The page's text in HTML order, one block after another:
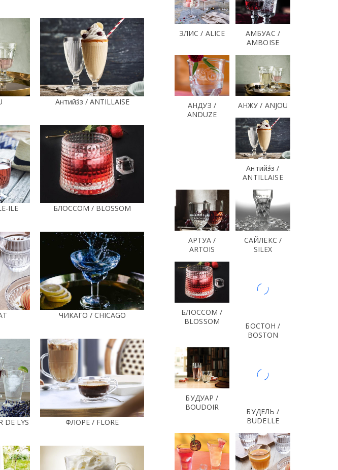
ЭЛИС / ALICE
АМБУАС /
AMBOISE
АНДУЗ /
ANDUZE
АНЖУ / ANJOU
Антийэ́з /
ANTILLAISE
АРТУА /
ARTOIS
САЙЛЕКС /
SILEX
БЛОССОМ /
BLOSSOM
БОСТОН /
BOSTON
БУДУАР /
BOUDOIR
БУДЕЛЬ /
BUDELLE
Антийэ́з / ANTILLAISE
ILE БЛОССОМ / BLOSSOM
ЧИКАГО / CHICAGO
LYS ФЛОРЕ / FLORE